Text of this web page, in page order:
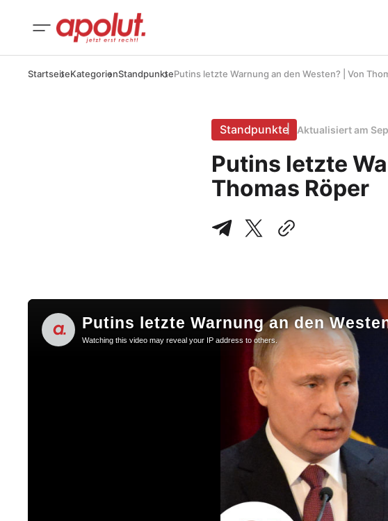
StartseiteKategorienStandpunktePutins letzte Warnung an den Westen? | Von
Standpunkte Aktualisiert am
Putins letzte
Thomas Röper